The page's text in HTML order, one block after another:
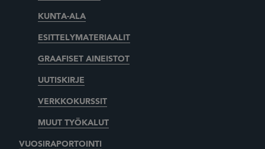
KUNTA-ALA
ESITTELYMATERIAALIT
GRAAFISET AINEISTOT
UUTISKIRJE
VERKKOKURSSIT
MUUT TYÖKALUT
VUOSIRAPORTOINTI